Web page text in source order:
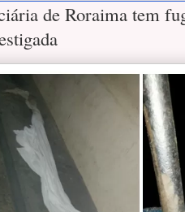
de Roraima tem